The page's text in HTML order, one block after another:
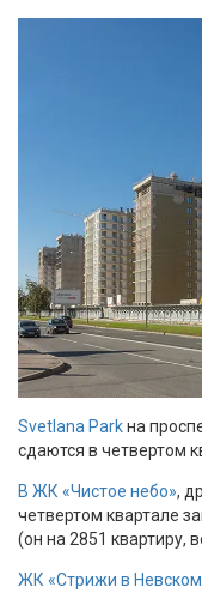
Svetlana Parkна
сдаются в четвертом
В ЖК «Чистое небо»,
четвертом квартале
(он на 2851 квартиру,
ЖК «Стрижи в